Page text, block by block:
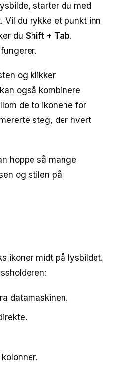
starter du med
Vil du rykke et punkt inn
du Shift + Tab.
og klikker
også kombinere
de to ikonene for
steg, der hvert
hoppe så mange
og stilen på
ikoner midt på lysbildet.
datamaskinen.